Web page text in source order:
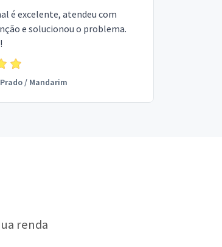
é excelente, atendeu com
e solucionou o problema.
/ Mandarim
renda